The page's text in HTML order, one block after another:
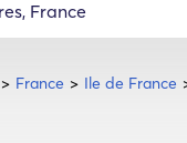
France Ile de France